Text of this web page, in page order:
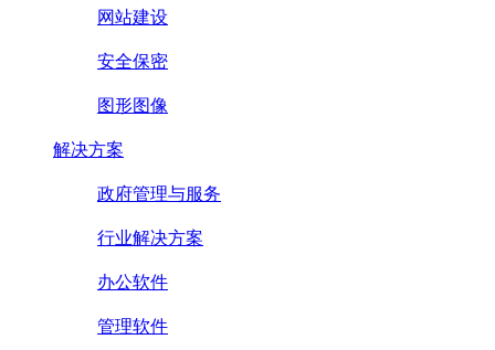
网站建设
安全保密
图形图像
解决方案
政府管理与服务
行业解决方案
办公软件
管理软件